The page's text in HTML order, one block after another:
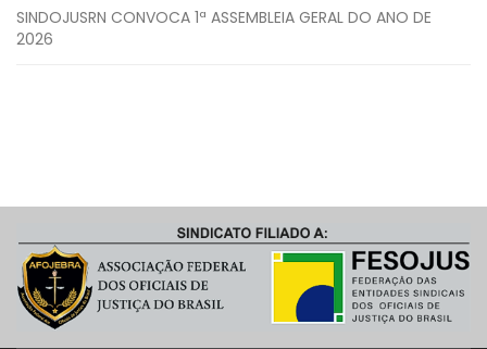
SINDOJUSRN CONVOCA 1ª ASSEMBLEIA GERAL DO ANO DE
2026